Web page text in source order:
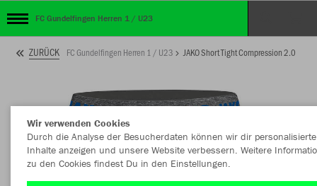
FC Gundelfingen Herren 1 / U23
ZURÜCK FC Gundelfingen Herren 1 / U23 JAKO Short Tight Compression 2.0
Wir verwenden Cookies
Durch die Analyse der Besucherdaten können wir dir personalisierte
Inhalte anzeigen und unsere Website verbessern. Weitere
zu den Cookies findest Du in den Einstellungen.